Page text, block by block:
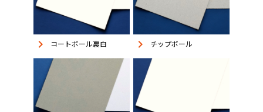
keyboard_arrow_right コートボール裏白 keyboard_arrow_right チップボール